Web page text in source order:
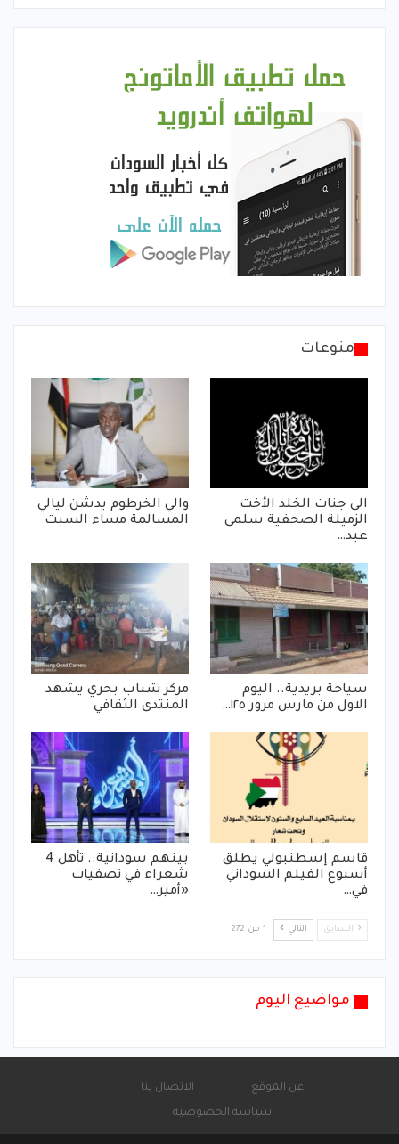
منوعات
الى جنات الخلد الأخت
الزميلة الصحفية سلمى
عبد…
والي الخرطوم يدشن ليالي
المسالمة مساء السبت
سياحة بريدية.. اليوم
الاول من مارس مرور ١٢٥…
مركز شباب بحري يشهد
المنتدى الثقافي
قاسم إسطنبولي يطلق
أسبوع الفيلم السوداني
في…
بينهم سودانية.. تأهل 4
شعراء في تصفيات
«أمير…
السابق التالي 1 من 272
مواضيع اليوم
عن الموقع
الاتصال بنا
سياسة الخصوصية